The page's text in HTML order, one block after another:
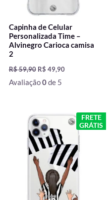
Capinha de Celular
Personalizada Time –
Alvinegro Carioca camisa
2
R$59,90 R$ 49,90
Avaliação0de 5
FRETE
GRÁTIS
O
preço
original
era:
R$ 59,90.
O
preço
R$ 49,90.